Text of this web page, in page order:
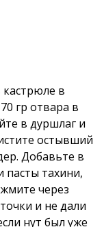
в
гр отвара в
в дуршлаг и
остывший
Добавьте в
пасты тахини,
через
и не дали
нут был уже